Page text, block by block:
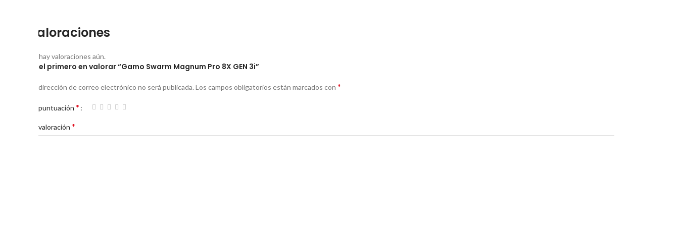
Valoraciones
No hay valoraciones aún.
Sé el primero en valorar “Gamo Swarm Magnum Pro 8X GEN 3i”
Tu dirección de correo electrónico no será publicada.Los campos obligatorios están marcados con *
Tu puntuación *
Tu valoración *